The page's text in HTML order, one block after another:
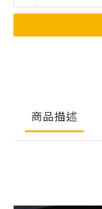
商品描述